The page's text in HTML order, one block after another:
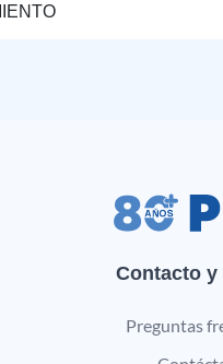
Contacto
Preguntas